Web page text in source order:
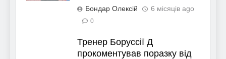
Бондар Олексій 6 місяців ago
0
Тренер Боруссії Д
прокоментував поразку від